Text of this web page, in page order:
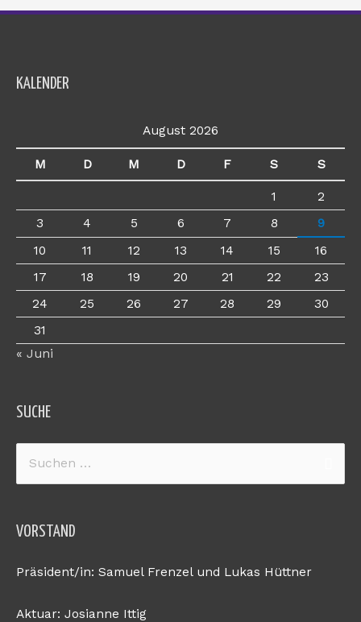
KALENDER
August 2026
M D M D F S S
1
2
3
4 5 6 7 8
9
10
11 12 13 14 15
16
17
18 19 20 21 22
23
24
25 26 27 28 29
30
31
« Juni
SUCHE
Suchen
nach:
VORSTAND
Präsident/in: Samuel Frenzel und Lukas Hüttner
Aktuar: Josianne Ittig